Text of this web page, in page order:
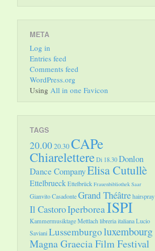
META
Log in
Entries feed
Comments feed
WordPress.org
Using All in one Favicon
TAGS
20.00 20.30CAPe
ChiarelettereDi 18.30Donlon
Dance CompanyElisa Cutullè
EttelbrueckEttelbrück Frauenbibliothek Saar
Gianvito CasadonteGrand Théâtrehairspray
Il CastoroIperboreaISPI
Kammermusiktage Mettlachlibreria italianaLucio
SavianiLussemburgoluxembourg
Magna Graecia Film Festival